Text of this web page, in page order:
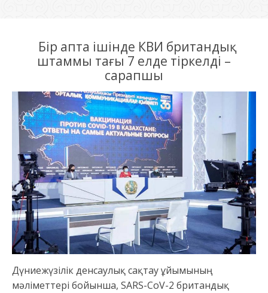
Бір апта ішінде КВИ британдық
штаммы тағы 7 елде тіркелді –
сарапшы
Дүниежүзілік денсаулық сақтау ұйымының
мәліметтері бойынша, SARS-CoV-2 британдық